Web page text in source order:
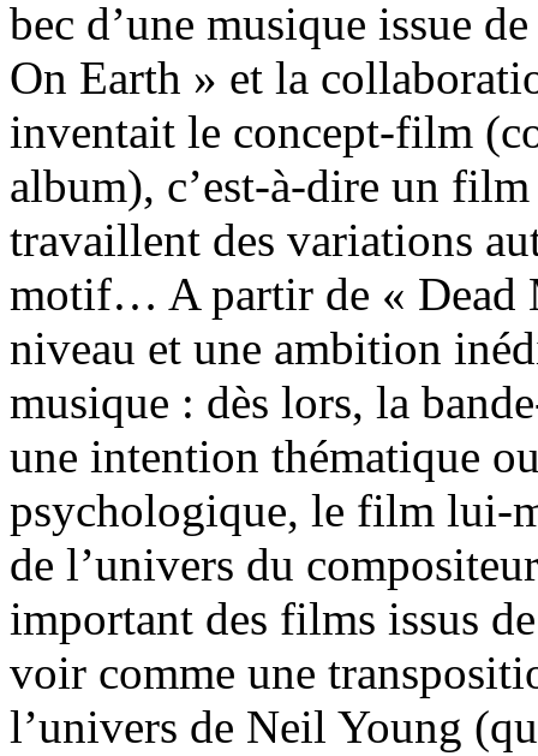
bec d’une musique issue
On Earth » et la
inventait le concept-film
album), c’est-à-dire un
travaillent des variations
motif… A partir de « Dead
niveau et une ambition
musique : dès lors, la
une intention thématique
psychologique, le film lui-
de l’univers du
important des films issus
voir comme une
l’univers de Neil Young